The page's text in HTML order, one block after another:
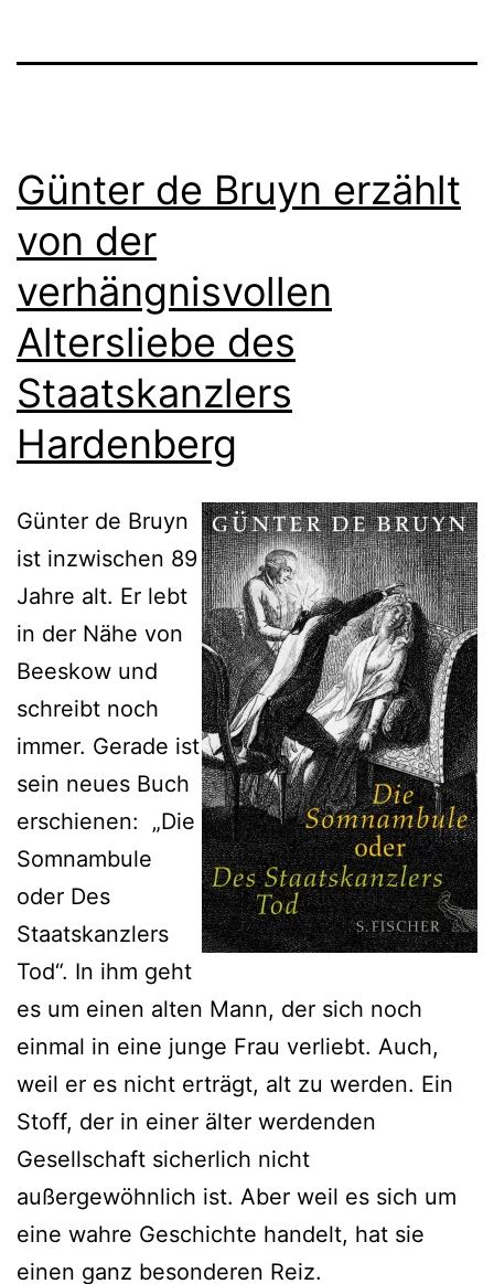
Günter de Bruyn erzählt
von der
verhängnisvollen
Altersliebe des
Staatskanzlers
Hardenberg
Günter de Bruyn
ist inzwischen 89
Jahre alt. Er lebt
in der Nähe von
Beeskow und
schreibt noch
immer. Gerade ist
sein neues Buch
erschienen: „Die
Somnambule
oder Des
Staatskanzlers
Tod“. In ihm geht
es um einen alten Mann, der sich noch
einmal in eine junge Frau verliebt. Auch,
weil er es nicht erträgt, alt zu werden. Ein
Stoff, der in einer älter werdenden
Gesellschaft sicherlich nicht
außergewöhnlich ist. Aber weil es sich um
eine wahre Geschichte handelt, hat sie
einen ganz besonderen Reiz.